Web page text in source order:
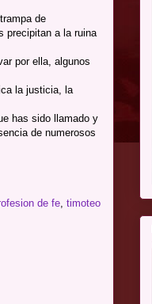
de
precipitan a la ruina
por ella, algunos
la justicia, la
has sido llamado y
de numerosos
de fe, timoteo